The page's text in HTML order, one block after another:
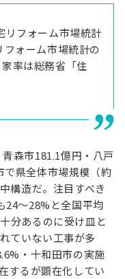
リフォーム市場統計
ォーム市場統計の
率は総務省「住
青森市181.1億円・八戸
で県全体市場規模（約
構造だ。注目すべき
24〜28%と全国平均
分あるのに受け皿と
ていない工事が多
・十和田市の実施
するが顕在化してい